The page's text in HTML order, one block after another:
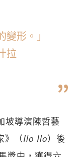
形。」
拉
坡導演陳哲藝
》（Ilo Ilo）後